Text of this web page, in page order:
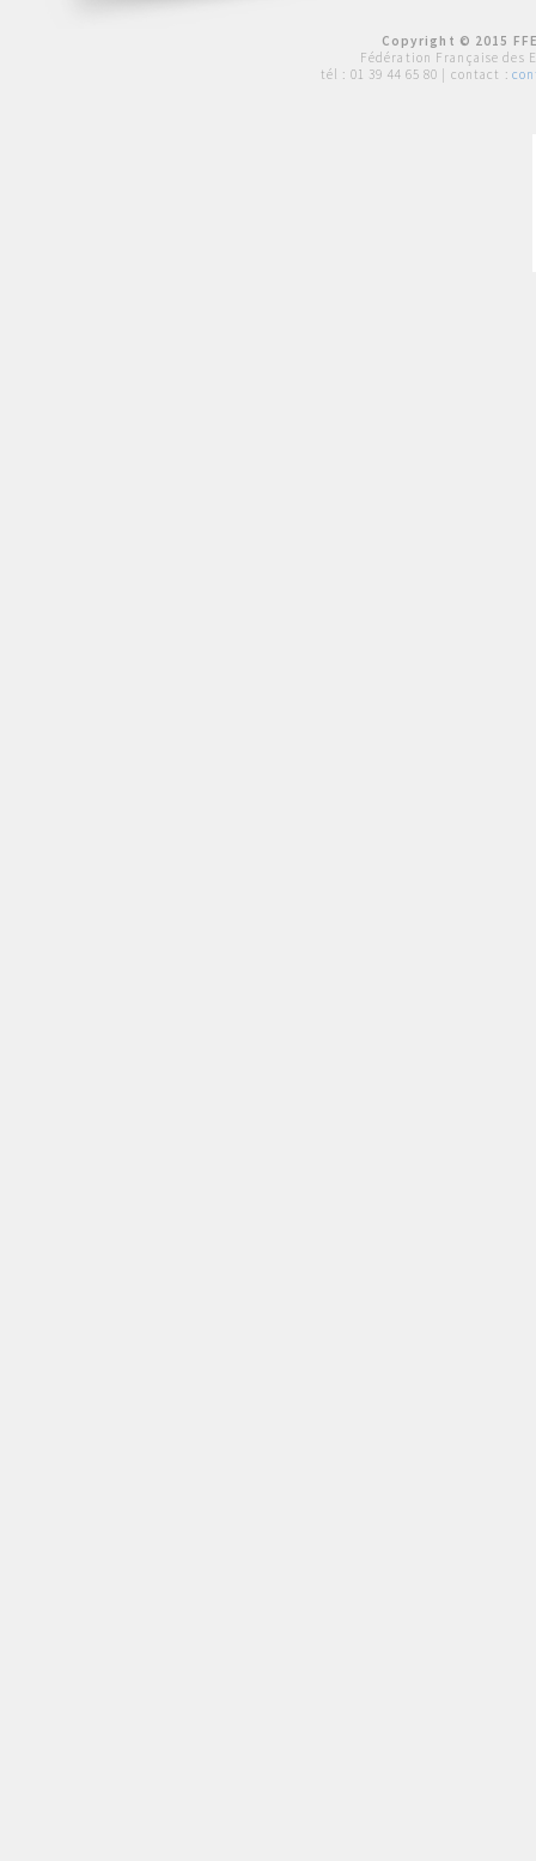
Copyright © 2015
Fédération Française des
tél : 01 39 44 65 80 | contact :